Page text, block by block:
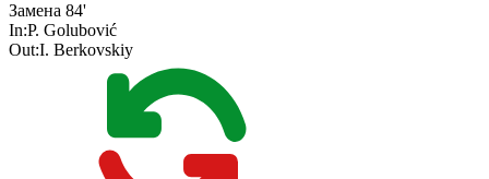
Замена 84'
In:P. Golubović
Out:I. Berkovskiy